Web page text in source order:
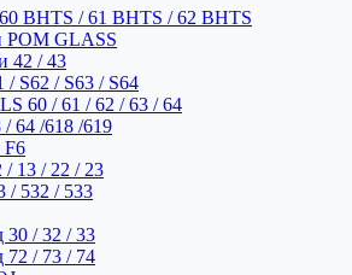
BHTS / 61 BHTS / 62 BHTS
POM GLASS
42 / 43
S62 / S63 / S64
60 / 61 / 62 / 63 / 64
64 /618 /619
F6
13 / 22 / 23
/ 532 / 533
/ 32 / 33
/ 73 / 74